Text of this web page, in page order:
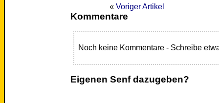
« Voriger Artikel
Kommentare
Noch keine Kommentare - Schreibe
Eigenen Senf dazugeben?